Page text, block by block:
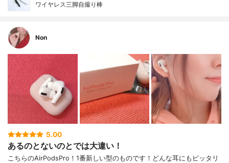
ワイヤレス三脚自撮り棒
Non
5.00
あるのとないのとでは大違い！
こちらのAirPodsPro！1番新しい型のものです！どんな耳にもピッタリ